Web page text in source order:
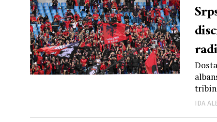
Srpski
IDA